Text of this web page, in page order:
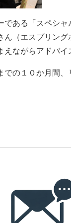
である「スペシ
ん（エスプリン
ながらアドバイ
での１０か月間